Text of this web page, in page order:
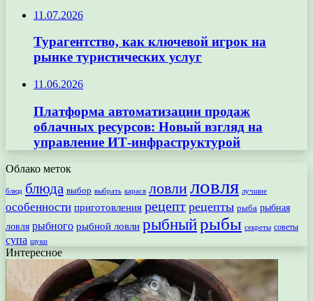
11.07.2026
Турагентство, как ключевой игрок на
рынке туристических услуг
11.06.2026
Платформа автоматизации продаж
облачных ресурсов: Новый взгляд на
управление ИТ-инфраструктурой
Облако меток
блюд блюда выбор выбрать карася ловлиловля лучшие
особенности приготовления рецепт рецепты рыба рыбная
ловля рыбного рыбной ловли рыбныйрыбы секреты советы
супа щуки
Интересное